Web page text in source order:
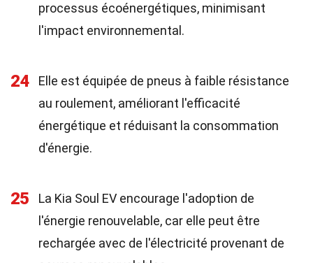
processus écoénergétiques, minimisant
l'impact environnemental.
24
Elle est équipée de pneus à faible résistance
au roulement, améliorant l'efficacité
énergétique et réduisant la consommation
d'énergie.
25
La Kia Soul EV encourage l'adoption de
l'énergie renouvelable, car elle peut être
rechargée avec de l'électricité provenant de